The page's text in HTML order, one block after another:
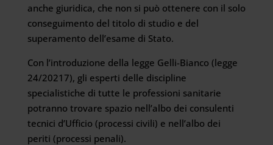
anche giuridica, che non si può ottenere con il solo
conseguimento del titolo di studio e del
superamento dell’esame di Stato.
Con l’introduzione della legge Gelli-Bianco (legge
24/20217), gli esperti delle discipline
specialistiche di tutte le professioni sanitarie
potranno trovare spazio nell’albo dei consulenti
tecnici d’Ufficio (processi civili) e nell’albo dei
periti (processi penali).